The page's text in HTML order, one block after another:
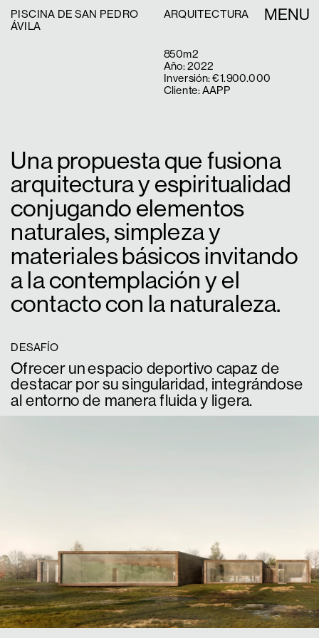
MENU
PISCINA DE SAN PEDRO
ÁVILA
ARQUITECTURA
850m2
Año: 2022
Inversión: €1.900.000
Cliente: AAPP
Una propuesta que fusiona
arquitectura y espiritualidad
conjugando elementos
naturales, simpleza y
materiales básicos invitando
a la contemplación y el
contacto con la naturaleza.
DESAFÍO
Ofrecer un espacio deportivo capaz de
destacar por su singularidad, integrándose
al entorno de manera fluida y ligera.